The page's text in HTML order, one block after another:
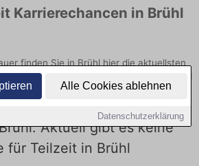
Alle Cookies ablehnen
Datenschutzerklärung
Karrierechancen in Brühl
finden Sie in Brühl hier die aktuellsten
freie Optionen von Top-Arbeitgebern und
heute.
Aktuell gibt es keine
für Teilzeit in Brühl